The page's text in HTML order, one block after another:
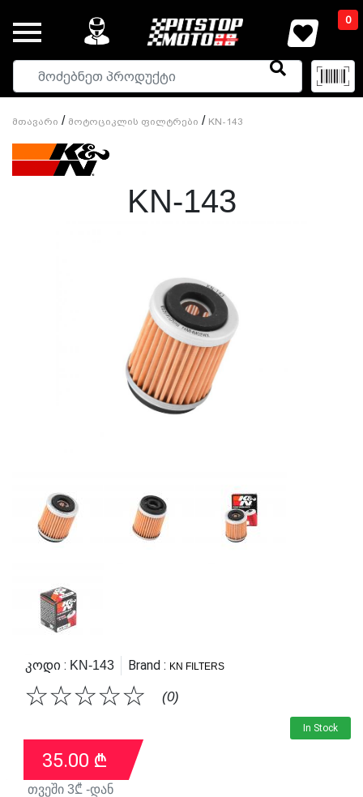
0
Მთავარი / Მოტოციკლის Ფილტრები / KN-143
KN-143
Კოდი : KN-143 Brand : KN FILTERS
☆
☆
☆
☆
☆ (0)
In Stock
35.00 ₾
თვეში 3₾ -დან